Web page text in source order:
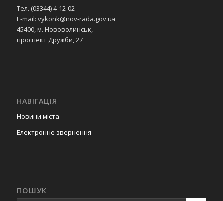
Тел. (03344) 4-12-02
E-mail: vykonk@nov-rada.gov.ua
45400, м. Нововолинськ,
проспект Дружби, 27
НАВІГАЦІЯ
Новини міста
Електронне звернення
ПОШУК